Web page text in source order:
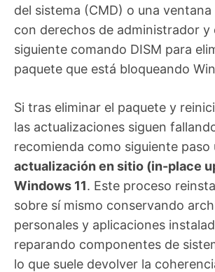
del sistema (CMD) o una ventana
con derechos de administrador y
siguiente comando DISM para
paquete que está bloqueando
Si tras eliminar el paquete y
las actualizaciones siguen
recomienda como siguiente paso
actualización en sitio (in-place
Windows 11. Este proceso
sobre sí mismo conservando
personales y aplicaciones
reparando componentes de
lo que suele devolver la